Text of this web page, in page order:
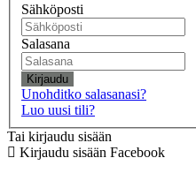
Sähköposti
Salasana
Kirjaudu
Unohditko salasanasi?
Luo uusi tili?
Tai kirjaudu sisään
Kirjaudu sisään Facebook